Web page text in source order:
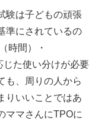
験は子どもの頑張
準にされているの
時間）・
じた使い分けが必要
も、周りの人から
りいいことではあ
ママさんにTPOに